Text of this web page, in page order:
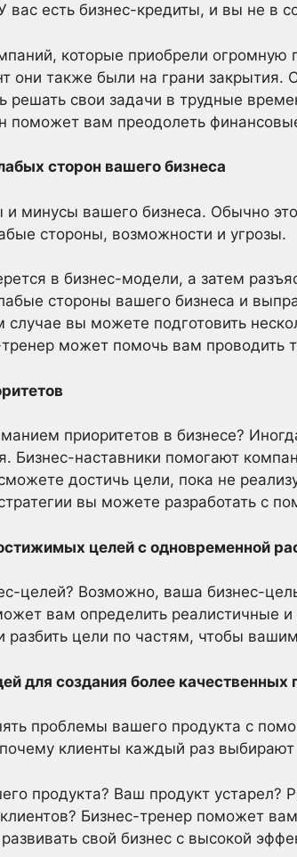
вас есть бизнес-кредиты, и вы не в
которые приобрели огромную
они также были на грани закрытия.
свои задачи в трудные
поможет вам преодолеть
сторон вашего бизнеса
минусы вашего бизнеса. Обычно это
стороны, возможности и угрозы.
в бизнес-модели, а затем
стороны вашего бизнеса и
вы можете подготовить
может помочь вам проводить
приоритетов в бизнесе?
Бизнес-наставники помогают
достичь цели, пока не
вы можете разработать с
целей с одновременной
целей? Возможно, ваша бизнес-
вам определить реалистичные
разбить цели по частям, чтобы
для создания более качественных
проблемы вашего продукта с
клиенты каждый раз
продукта? Ваш продукт устарел?
Бизнес-тренер поможет
свой бизнес с высокой